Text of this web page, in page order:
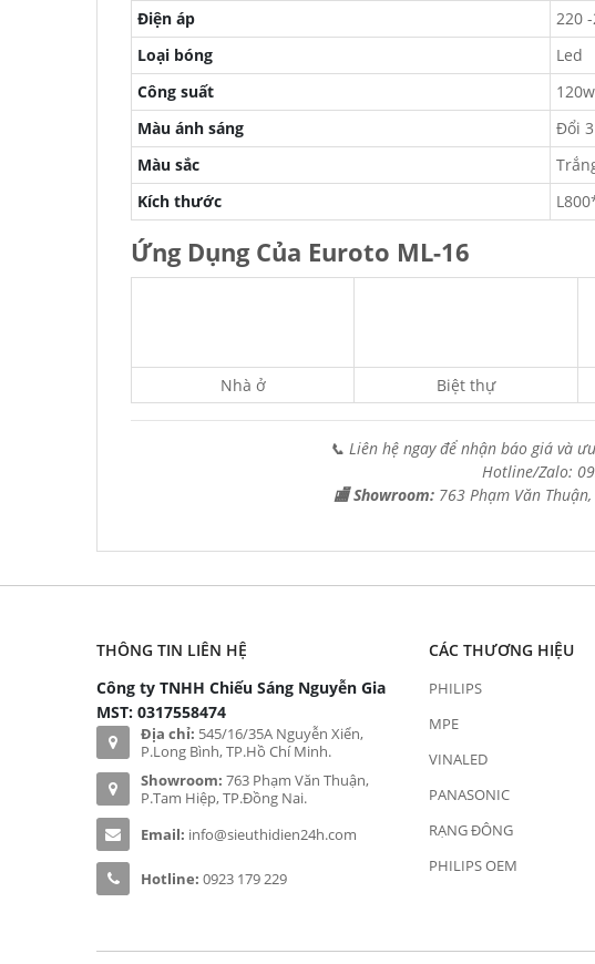
Điện áp
220
Loại bóng
Led
Công suất
120w
Màu ánh sáng
Đổi
Màu sắc
Kích thước
Ứng Dụng Của Euroto ML-16
Nhà ở Biệt thự
📞 Liên hệ ngay để nhận báo giá và
Hotline/Zalo:
🏬 Showroom: 763 Phạm Văn
THÔNG TIN LIÊN HỆ
Công ty TNHH Chiếu Sáng Nguyễn Gia
MST: 0317558474
Địa chỉ: 545/16/35A Nguyễn Xiển,
P.Long Bình, TP.Hồ Chí Minh.
Showroom: 763 Phạm Văn Thuận,
P.Tam Hiệp, TP.Đồng Nai.
Email: info@sieuthidien24h.com
Hotline: 0923 179 229
CÁC THƯƠNG HIỆU
PHILIPS
MPE
VINALED
PANASONIC
RẠNG ĐÔNG
PHILIPS OEM